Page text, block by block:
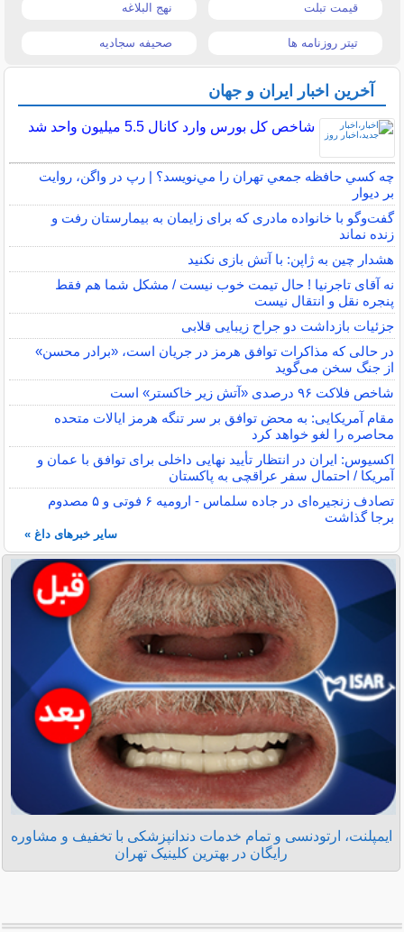
قیمت تبلت نهج البلاغه
تیتر روزنامه ها صحیفه سجادیه
آخرین اخبار ایران و جهان
شاخص کل بورس وارد کانال 5.5 میلیون واحد شد
چه كسي حافظه جمعي تهران را مي‌نويسد؟ | رپ در واگن، روايت
بر ديوار
گفت‌وگو با خانواده مادری که برای زایمان به بیمارستان رفت و
زنده نماند
هشدار چین به ژاپن: با آتش بازی نکنید
نه آقای تاجرنیا ! حال تیمت خوب نیست / مشکل شما هم فقط
پنجره نقل و انتقال نیست
جزئیات بازداشت دو جراح زیبایی قلابی
در حالی که مذاکرات توافق هرمز در جریان است، «برادر محسن»
از جنگ سخن می‌گوید
شاخص فلاکت ۹۶ درصدی «آتش زیر خاکستر» است
مقام آمریکایی: به محض توافق بر سر تنگه هرمز ایالات متحده
محاصره را لغو خواهد کرد
اکسیوس: ایران در انتظار تأیید نهایی داخلی برای توافق با عمان و
آمریکا / احتمال سفر عراقچی به پاکستان
تصادف زنجیره‌ای در جاده سلماس - ارومیه ۶ فوتی و ۵ مصدوم
برجا گذاشت
سایر خبرهای داغ »
ایمپلنت، ارتودنسی و تمام خدمات دندانپزشکی با تخفیف و مشاوره
رایگان در بهترین کلینیک تهران